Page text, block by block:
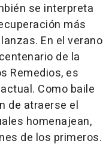
se interpreta
más
En el verano
de la
Remedios, es
Como baile
de atraerse el
homenajean,
de los primeros.